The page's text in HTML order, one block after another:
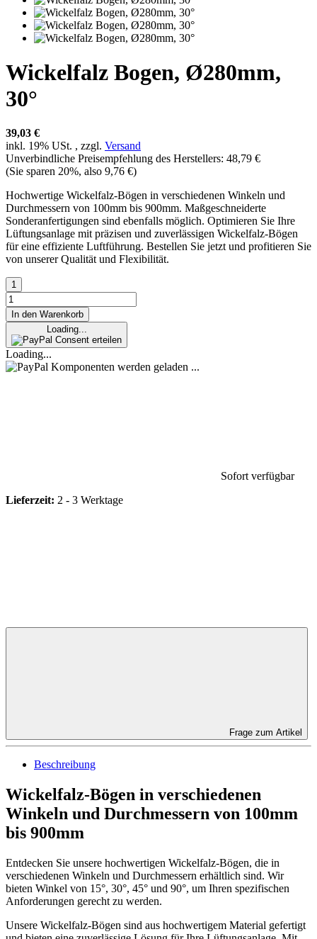
Wickelfalz Bogen, Ø280mm,
30°
39,03 €
inkl. 19% USt. , zzgl. Versand
Unverbindliche Preisempfehlung des Herstellers: 48,79 €
(Sie sparen 20%, also 9,76 €)
Hochwertige Wickelfalz-Bögen in verschiedenen Winkeln und
Durchmessern von 100mm bis 900mm. Maßgeschneiderte
Sonderanfertigungen sind ebenfalls möglich. Optimieren Sie Ihre
Lüftungsanlage mit präzisen und zuverlässigen Wickelfalz-Bögen
für eine effiziente Luftführung. Bestellen Sie jetzt und profitieren Sie
von unserer Qualität und Flexibilität.
In den Warenkorb
Loading...
Consent erteilen
Loading...
Komponenten werden geladen ...
Sofort verfügbar
Lieferzeit: 2 - 3 Werktage
Frage zum Artikel
Beschreibung
Wickelfalz-Bögen in verschiedenen
Winkeln und Durchmessern von 100mm
bis 900mm
Entdecken Sie unsere hochwertigen Wickelfalz-Bögen, die in
verschiedenen Winkeln und Durchmessern erhältlich sind. Wir
bieten Winkel von 15°, 30°, 45° und 90°, um Ihren spezifischen
Anforderungen gerecht zu werden.
Unsere Wickelfalz-Bögen sind aus hochwertigem Material gefertigt